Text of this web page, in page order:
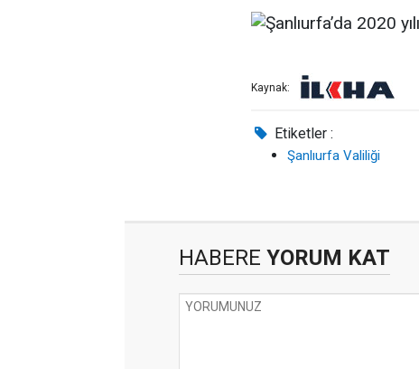
Kaynak:
Etiketler :
Şanlıurfa Valiliği
HABERE YORUM KAT